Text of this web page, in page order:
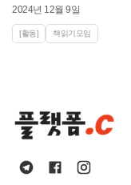
2024년 12월 9일
[활동] 책읽기모임